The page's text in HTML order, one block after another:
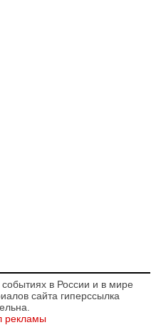
в России и в мире
сайта гиперссылка
рекламы